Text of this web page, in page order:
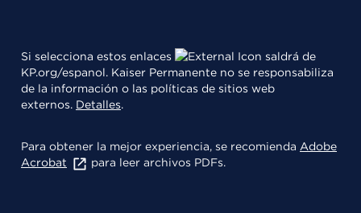
Si selecciona estos enlaces
saldrá de
KP.org/espanol. Kaiser Permanente no se responsabiliza
de la información o las políticas de sitios web
externos. Detalles.
Para obtener la mejor experiencia, se recomienda Adobe
Acrobat
para leer archivos PDFs.